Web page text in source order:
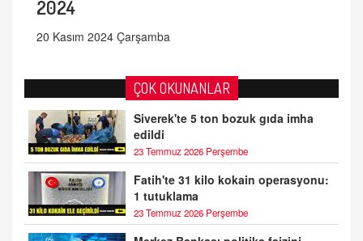
2024
20 Kasım 2024 Çarşamba
ÇOK OKUNANLAR
Siverek'te 5 ton bozuk gıda imha
edildi
23 Temmuz 2026 Perşembe
Fatih'te 31 kilo kokain operasyonu:
1 tutuklama
23 Temmuz 2026 Perşembe